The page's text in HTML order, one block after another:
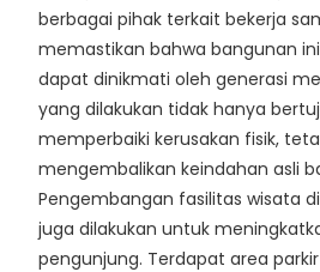
berbagai pihak terkait bekerja
memastikan bahwa bangunan
dapat dinikmati oleh generasi
yang dilakukan tidak hanya
memperbaiki kerusakan fisik,
mengembalikan keindahan asli
Pengembangan fasilitas wisata
juga dilakukan untuk
pengunjung. Terdapat area